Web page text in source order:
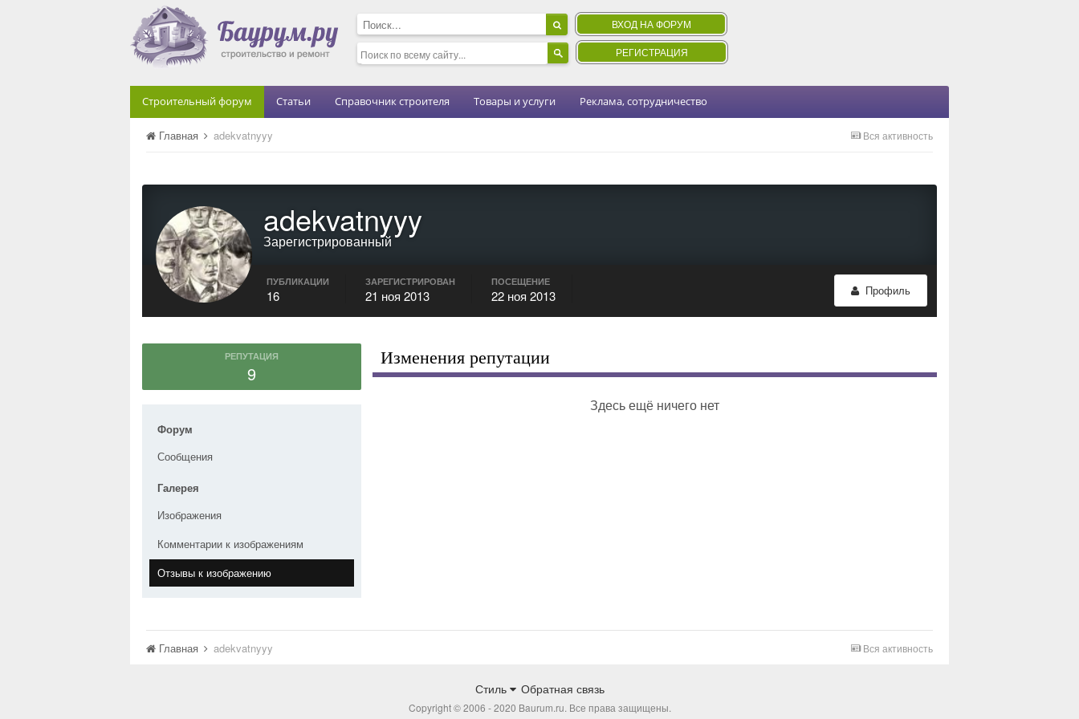
ВХОД НА ФОРУМ
РЕГИСТРАЦИЯ
Строительный форум Статьи Справочник строителя Товары и услуги Реклама, сотрудничество
Вся активность
Главная adekvatnyyy
adekvatnyyy
Зарегистрированный
Профиль
ПУБЛИКАЦИИ
16
ЗАРЕГИСТРИРОВАН
21 ноя 2013
ПОСЕЩЕНИЕ
22 ноя 2013
РЕПУТАЦИЯ
9
Форум
Сообщения
Галерея
Изображения
Комментарии к изображениям
Отзывы к изображению
Изменения репутации
Здесь ещё ничего нет
Вся активность
Главная adekvatnyyy
Стиль Обратная связь
Copyright © 2006 - 2020 Baurum.ru. Все права защищены.